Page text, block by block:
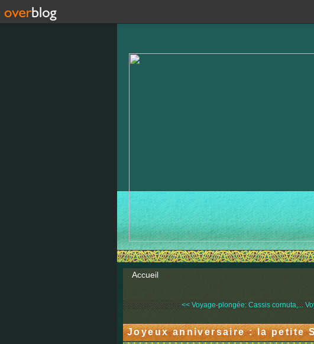
Accueil
<< Voyage-plongée: Cassis cornuta,...
Joyeux anniversaire : la petite